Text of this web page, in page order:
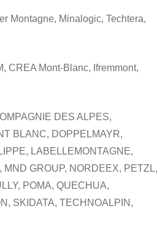
Montagne, Minalogic, Techtera,
CREA Mont-Blanc, Ifremmont,
DES ALPES,
BLANC, DOPPELMAYR,
LABELLEMONTAGNE,
MND GROUP, NORDEEX, PETZL,
POMA, QUECHUA,
SKIDATA, TECHNOALPIN,